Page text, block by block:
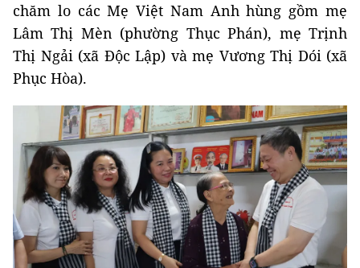
chăm lo các Mẹ Việt Nam Anh hùng gồm mẹ
Lâm Thị Mèn (phường Thục Phán), mẹ Trịnh
Thị Ngải (xã Độc Lập) và mẹ Vương Thị Dói (xã
Phục Hòa).